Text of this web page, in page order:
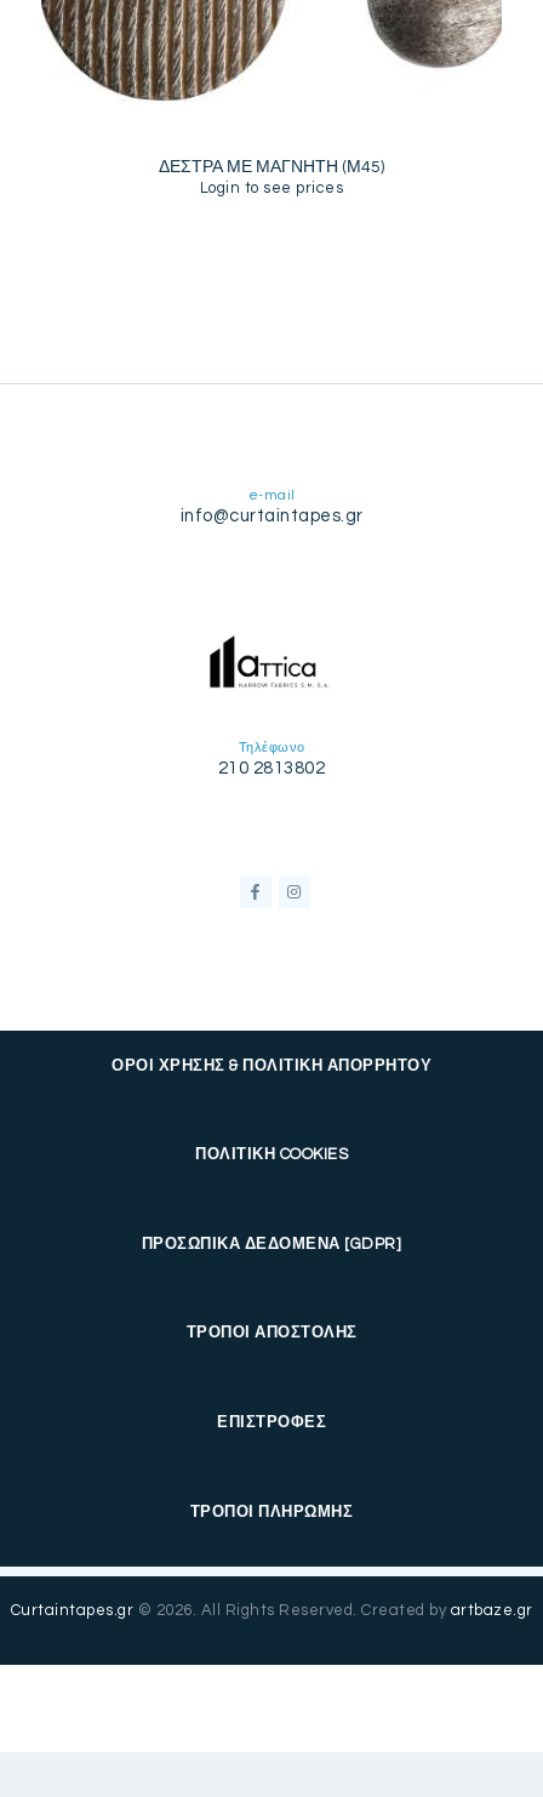
ΔΕΣΤΡΑ ΜΕ ΜΑΓΝΗΤΗ (Μ45)
Login to see prices
e-mail
info@curtaintapes.gr
Τηλέφωνο
210 2813802
ΟΡΟΙ ΧΡΗΣΗΣ & ΠΟΛΙΤΙΚΗ ΑΠΟΡΡΗΤΟΥ
ΠΟΛΙΤΙΚΗ COOKIES
ΠΡΟΣΩΠΙΚΑ ΔΕΔΟΜΕΝΑ [GDPR]
ΤΡΟΠΟΙ ΑΠΟΣΤΟΛΗΣ
ΕΠΙΣΤΡΟΦΕΣ
ΤΡΟΠΟΙ ΠΛΗΡΩΜΗΣ
Curtaintapes.gr © 2026. All Rights Reserved. Created by artbaze.gr